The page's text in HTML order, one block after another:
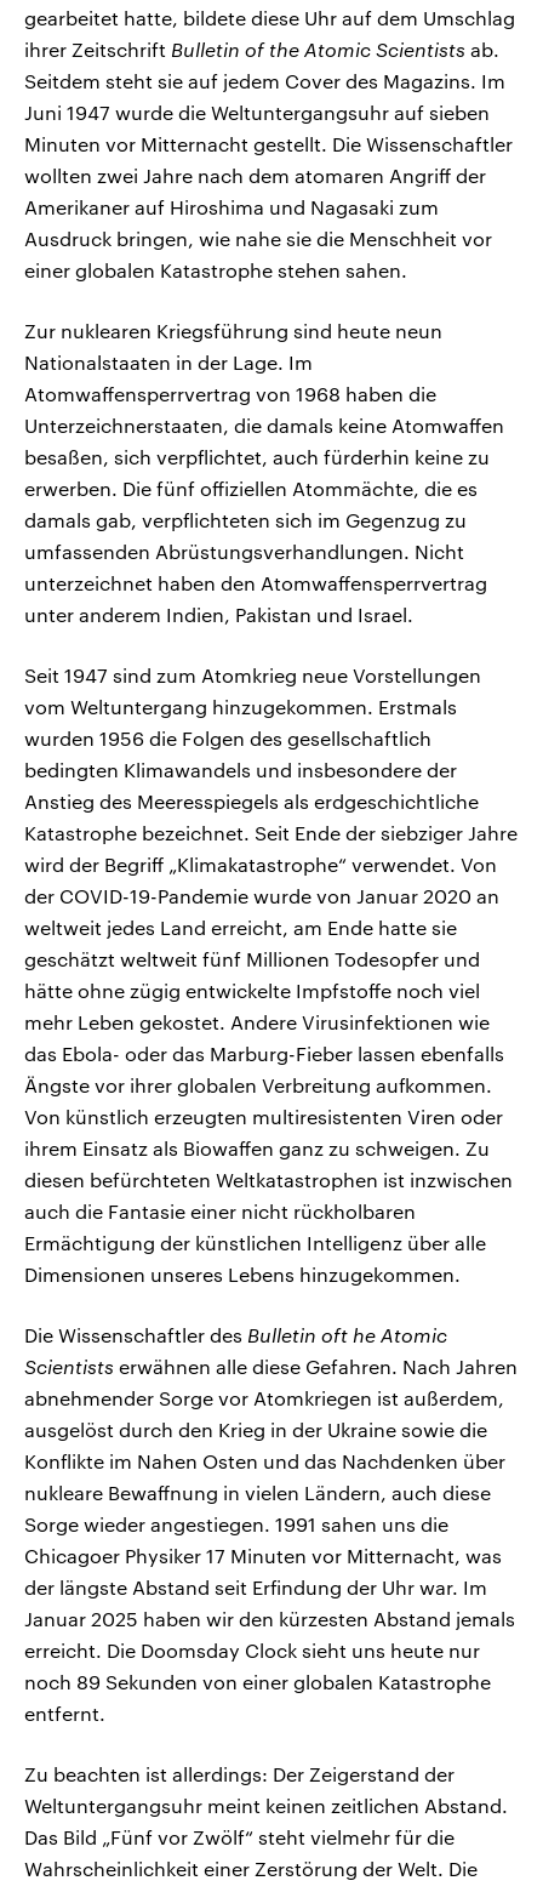
gearbeitet hatte, bildete diese Uhr auf dem Umschlag
ihrer Zeitschrift Bulletin of the Atomic Scientists ab.
Seitdem steht sie auf jedem Cover des Magazins. Im
Juni 1947 wurde die Weltuntergangsuhr auf sieben
Minuten vor Mitternacht gestellt. Die Wissenschaftler
wollten zwei Jahre nach dem atomaren Angriff der
Amerikaner auf Hiroshima und Nagasaki zum
Ausdruck bringen, wie nahe sie die Menschheit vor
einer globalen Katastrophe stehen sahen.
Zur nuklearen Kriegsführung sind heute neun
Nationalstaaten in der Lage. Im
Atomwaffensperrvertrag von 1968 haben die
Unterzeichnerstaaten, die damals keine Atomwaffen
besaßen, sich verpflichtet, auch fürderhin keine zu
erwerben. Die fünf offiziellen Atommächte, die es
damals gab, verpflichteten sich im Gegenzug zu
umfassenden Abrüstungsverhandlungen. Nicht
unterzeichnet haben den Atomwaffensperrvertrag
unter anderem Indien, Pakistan und Israel.
Seit 1947 sind zum Atomkrieg neue Vorstellungen
vom Weltuntergang hinzugekommen. Erstmals
wurden 1956 die Folgen des gesellschaftlich
bedingten Klimawandels und insbesondere der
Anstieg des Meeresspiegels als erdgeschichtliche
Katastrophe bezeichnet. Seit Ende der siebziger Jahre
wird der Begriff „Klimakatastrophe“ verwendet. Von
der COVID-19-Pandemie wurde von Januar 2020 an
weltweit jedes Land erreicht, am Ende hatte sie
geschätzt weltweit fünf Millionen Todesopfer und
hätte ohne zügig entwickelte Impfstoffe noch viel
mehr Leben gekostet. Andere Virusinfektionen wie
das Ebola- oder das Marburg-Fieber lassen ebenfalls
Ängste vor ihrer globalen Verbreitung aufkommen.
Von künstlich erzeugten multiresistenten Viren oder
ihrem Einsatz als Biowaffen ganz zu schweigen. Zu
diesen befürchteten Weltkatastrophen ist inzwischen
auch die Fantasie einer nicht rückholbaren
Ermächtigung der künstlichen Intelligenz über alle
Dimensionen unseres Lebens hinzugekommen.
Die Wissenschaftler des Bulletin oft he Atomic
Scientists erwähnen alle diese Gefahren. Nach Jahren
abnehmender Sorge vor Atomkriegen ist außerdem,
ausgelöst durch den Krieg in der Ukraine sowie die
Konflikte im Nahen Osten und das Nachdenken über
nukleare Bewaffnung in vielen Ländern, auch diese
Sorge wieder angestiegen. 1991 sahen uns die
Chicagoer Physiker 17 Minuten vor Mitternacht, was
der längste Abstand seit Erfindung der Uhr war. Im
Januar 2025 haben wir den kürzesten Abstand jemals
erreicht. Die Doomsday Clock sieht uns heute nur
noch 89 Sekunden von einer globalen Katastrophe
entfernt.
Zu beachten ist allerdings: Der Zeigerstand der
Weltuntergangsuhr meint keinen zeitlichen Abstand.
Das Bild „Fünf vor Zwölf“ steht vielmehr für die
Wahrscheinlichkeit einer Zerstörung der Welt. Die